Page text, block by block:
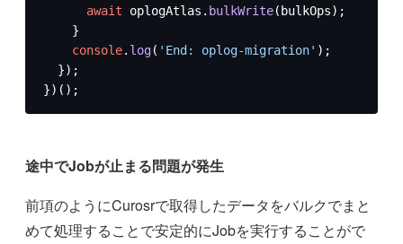
await oplogAtlas. bulkWrite(bulkOps);
    }
console. log( 'End: oplog-migration' );
  });
})();
途中でJobが止まる問題が発生
前項のようにCurosrで取得したデータをバルクでまと
めて処理することで安定的にJobを実行することがで